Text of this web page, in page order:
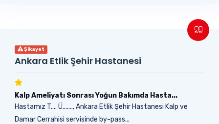
Şikayet
Ankara Etlik Şehir Hastanesi
Kalp Ameliyatı Sonrası Yoğun Bakımda Hasta...
Hastamız T.... Ü......., Ankara Etlik Şehir Hastanesi Kalp ve
Damar Cerrahisi servisinde by-pass...